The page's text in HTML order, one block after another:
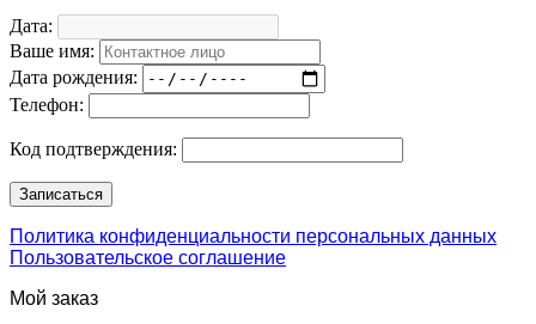
Дата:
Ваше имя:
Дата рождения:
Телефон:
Код подтверждения:
Политика конфиденциальности персональных данных
Пользовательское соглашение
Мой заказ